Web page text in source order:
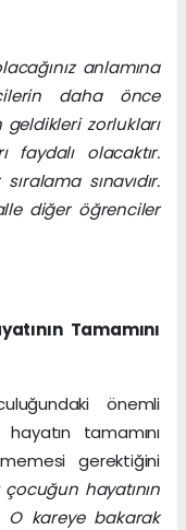
anlamına
daha önce
zorlukları
faydalı olacaktır.
sınavıdır.
diğer öğrenciler
Tamamını
önemli
tamamını
gerektiğini
çocuğun hayatının
O kareye bakarak